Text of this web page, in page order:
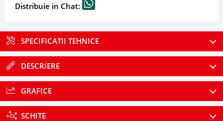
Distribuie in Chat:
SPECIFICATII TEHNICE
DESCRIERE
GRAFICE
SCHITE